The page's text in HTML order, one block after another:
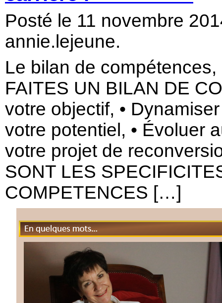
Posté le 11 novembre
annie.lejeune.
Le bilan de
FAITES UN BILAN DE
votre objectif, •
votre potentiel, • Évoluer
votre projet de
SONT LES
COMPETENCES […]
En quelques mots